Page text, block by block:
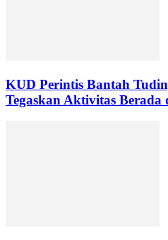
KUD Perintis Bantah
Tegaskan Aktivitas